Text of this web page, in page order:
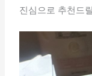
진심으로 추천드